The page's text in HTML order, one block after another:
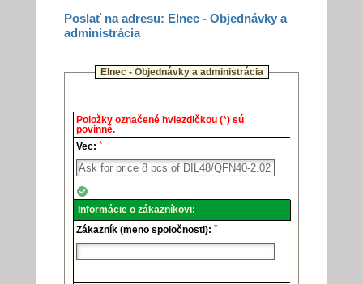
Poslať na adresu: Elnec - Objednávky a
administrácia
Elnec - Objednávky a administrácia
Elnec
Technická
podpora.
Položky označené hviezdičkou (*) sú
povinné.
Vec: *
Informácie o zákazníkovi:
Zákazník (meno spoločnosti): *